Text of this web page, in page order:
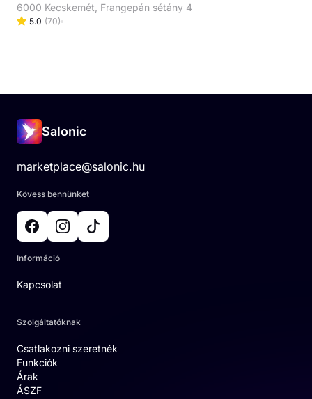
6000 Kecskemét, Frangepán sétány 4
5.0 (70)
Salonic
marketplace@salonic.hu
Kövess bennünket
Információ
Kapcsolat
Szolgáltatóknak
Csatlakozni szeretnék
Funkciók
Árak
ÁSZF